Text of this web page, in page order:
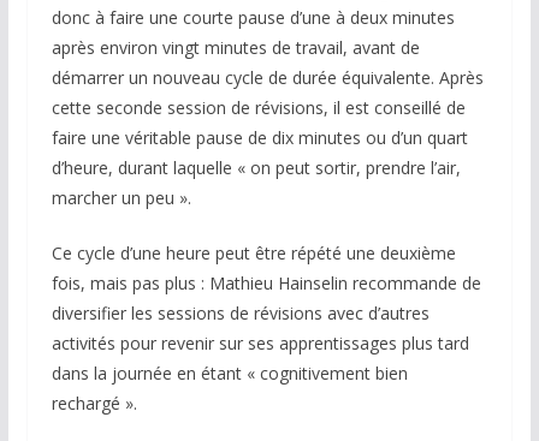
donc à faire une courte pause d’une à deux minutes
après environ vingt minutes de travail, avant de
démarrer un nouveau cycle de durée équivalente. Après
cette seconde session de révisions, il est conseillé de
faire une véritable pause de dix minutes ou d’un quart
d’heure, durant laquelle « on peut sortir, prendre l’air,
marcher un peu ».
Ce cycle d’une heure peut être répété une deuxième
fois, mais pas plus : Mathieu Hainselin recommande de
diversifier les sessions de révisions avec d’autres
activités pour revenir sur ses apprentissages plus tard
dans la journée en étant « cognitivement bien
rechargé ».